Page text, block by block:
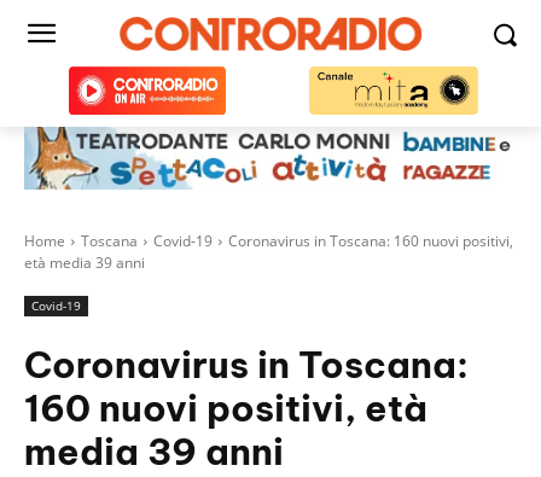
Home Toscana Covid-19
Coronavirus in Toscana: 160 nuovi positivi,
età media 39 anni
Covid-19
Coronavirus in Toscana:
160 nuovi positivi, età
media 39 anni